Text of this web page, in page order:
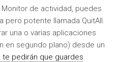
de actividad, puedes
pero potente llamada QuitAll.
una o varias aplicaciones
en segundo plano) desde un
te pedirán que guardes